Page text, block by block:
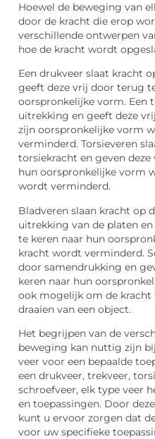
Hoewel de beweging van
door de kracht die erop
verschillende ontwerpen
hoe de kracht wordt
Een drukveer slaat kracht
geeft deze vrij door terug
oorspronkelijke vorm. Een
uitrekking en geeft deze
zijn oorspronkelijke vorm
verminderd. Torsieveren
torsiekracht en geven
hun oorspronkelijke vorm
wordt verminderd.
Bladveren slaan kracht op
uitrekking van de platen
te keren naar hun
kracht wordt verminderd.
door samendrukking en
keren naar hun
ook mogelijk om de kracht
draaien van een object.
Het begrijpen van de
beweging kan nuttig zijn
veer voor een bepaalde
een drukveer, trekveer,
schroefveer, elk type veer
en toepassingen. Door
kunt u ervoor zorgen dat
voor uw specifieke